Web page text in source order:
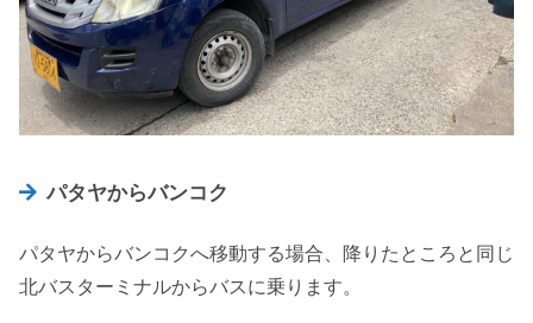
パタヤからバンコク
パタヤからバンコクへ移動する場合、降りたところと同じ
北バスターミナルからバスに乗ります。